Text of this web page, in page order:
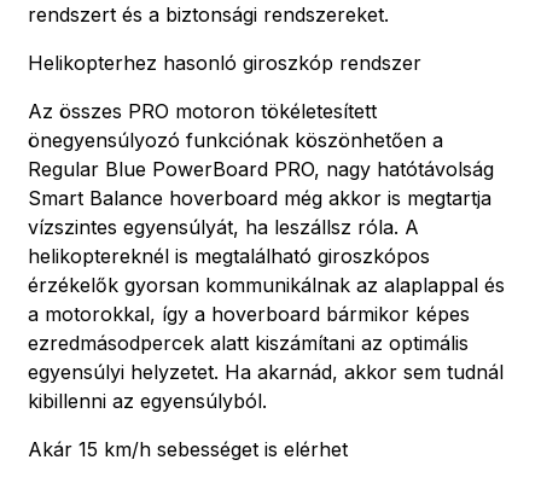
rendszert és a biztonsági rendszereket.
Helikopterhez hasonló giroszkóp rendszer
Az összes PRO motoron tökéletesített
önegyensúlyozó funkciónak köszönhetően a
Regular Blue PowerBoard PRO, nagy hatótávolság
Smart Balance hoverboard még akkor is megtartja
vízszintes egyensúlyát, ha leszállsz róla. A
helikoptereknél is megtalálható giroszkópos
érzékelők gyorsan kommunikálnak az alaplappal és
a motorokkal, így a hoverboard bármikor képes
ezredmásodpercek alatt kiszámítani az optimális
egyensúlyi helyzetet. Ha akarnád, akkor sem tudnál
kibillenni az egyensúlyból.
Akár 15 km/h sebességet is elérhet